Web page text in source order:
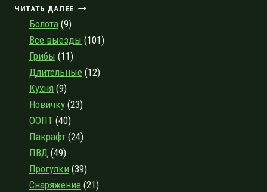
ЧИТАТЬ ДАЛЕЕ КАНДАЛАКША
РАЗВЕДПОХОД
ТУНДРАМ
БЕЛОГО
Болота (9)
Все выезды (101)
Грибы (11)
Длительные (12)
Кухня (9)
Новичку (23)
ООПТ (40)
Пакрафт (24)
ПВД (49)
Прогулки (39)
Снаряжение (21)